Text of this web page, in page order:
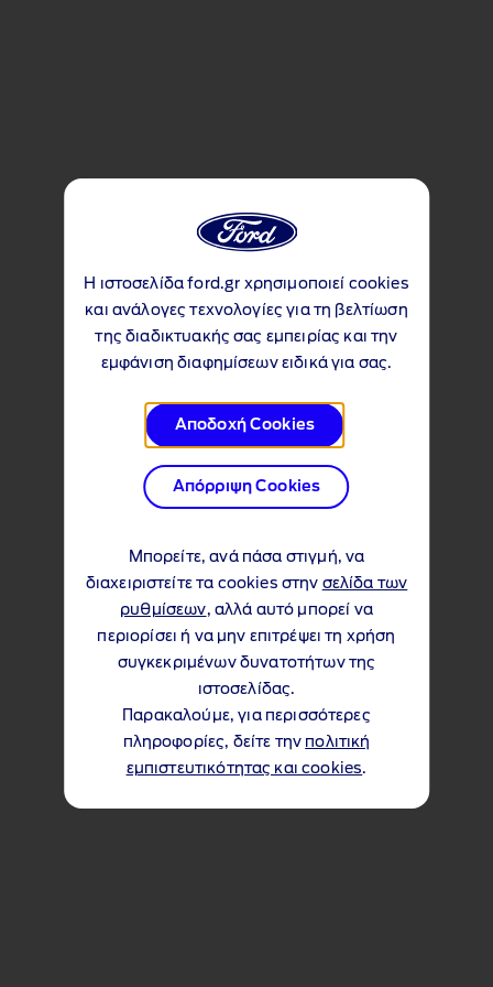
Η ιστοσελίδα ford.gr χρησιμοποιεί cookies
και ανάλογες τεχνολογίες για τη βελτίωση
της διαδικτυακής σας εμπειρίας και την
εμφάνιση διαφημίσεων ειδικά για σας.
Αποδοχή Cookies
Απόρριψη Cookies
Μπορείτε, ανά πάσα στιγμή, να
διαχειριστείτε τα cookies στην σελίδα των
ρυθμίσεων, αλλά αυτό μπορεί να
περιορίσει ή να μην επιτρέψει τη χρήση
συγκεκριμένων δυνατοτήτων της
ιστοσελίδας.
Παρακαλούμε, για περισσότερες
πληροφορίες, δείτε την πολιτική
εμπιστευτικότητας και cookies.